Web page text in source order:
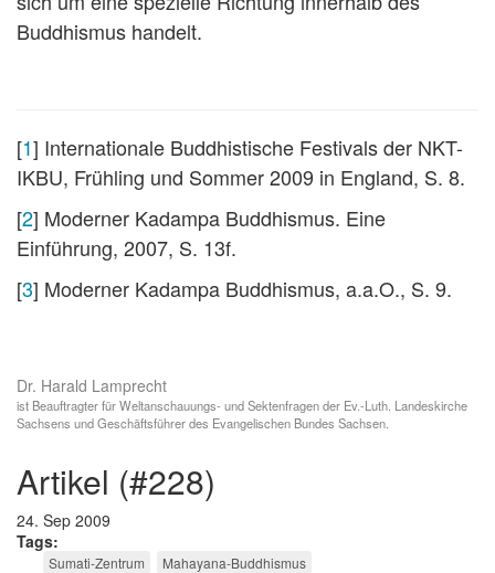
Buddhismus handelt.
[1] Internationale Buddhistische Festivals der NKT-
IKBU, Frühling und Sommer 2009 in England, S. 8.
[2] Moderner Kadampa Buddhismus. Eine
Einführung, 2007, S. 13f.
[3] Moderner Kadampa Buddhismus, a.a.O., S. 9.
Dr. Harald Lamprecht
ist Beauftragter für Weltanschauungs- und Sektenfragen der Ev.-Luth. Landeskirche
Sachsens und Geschäftsführer des Evangelischen Bundes Sachsen.
artikel (#228)
24. Sep 2009
Tags
Sumati-Zentrum
Mahayana-Buddhismus